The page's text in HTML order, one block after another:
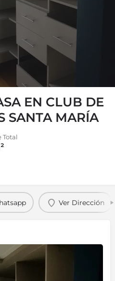
EN CLUB DE
SANTA MARÍA
Total
Ver Dirección